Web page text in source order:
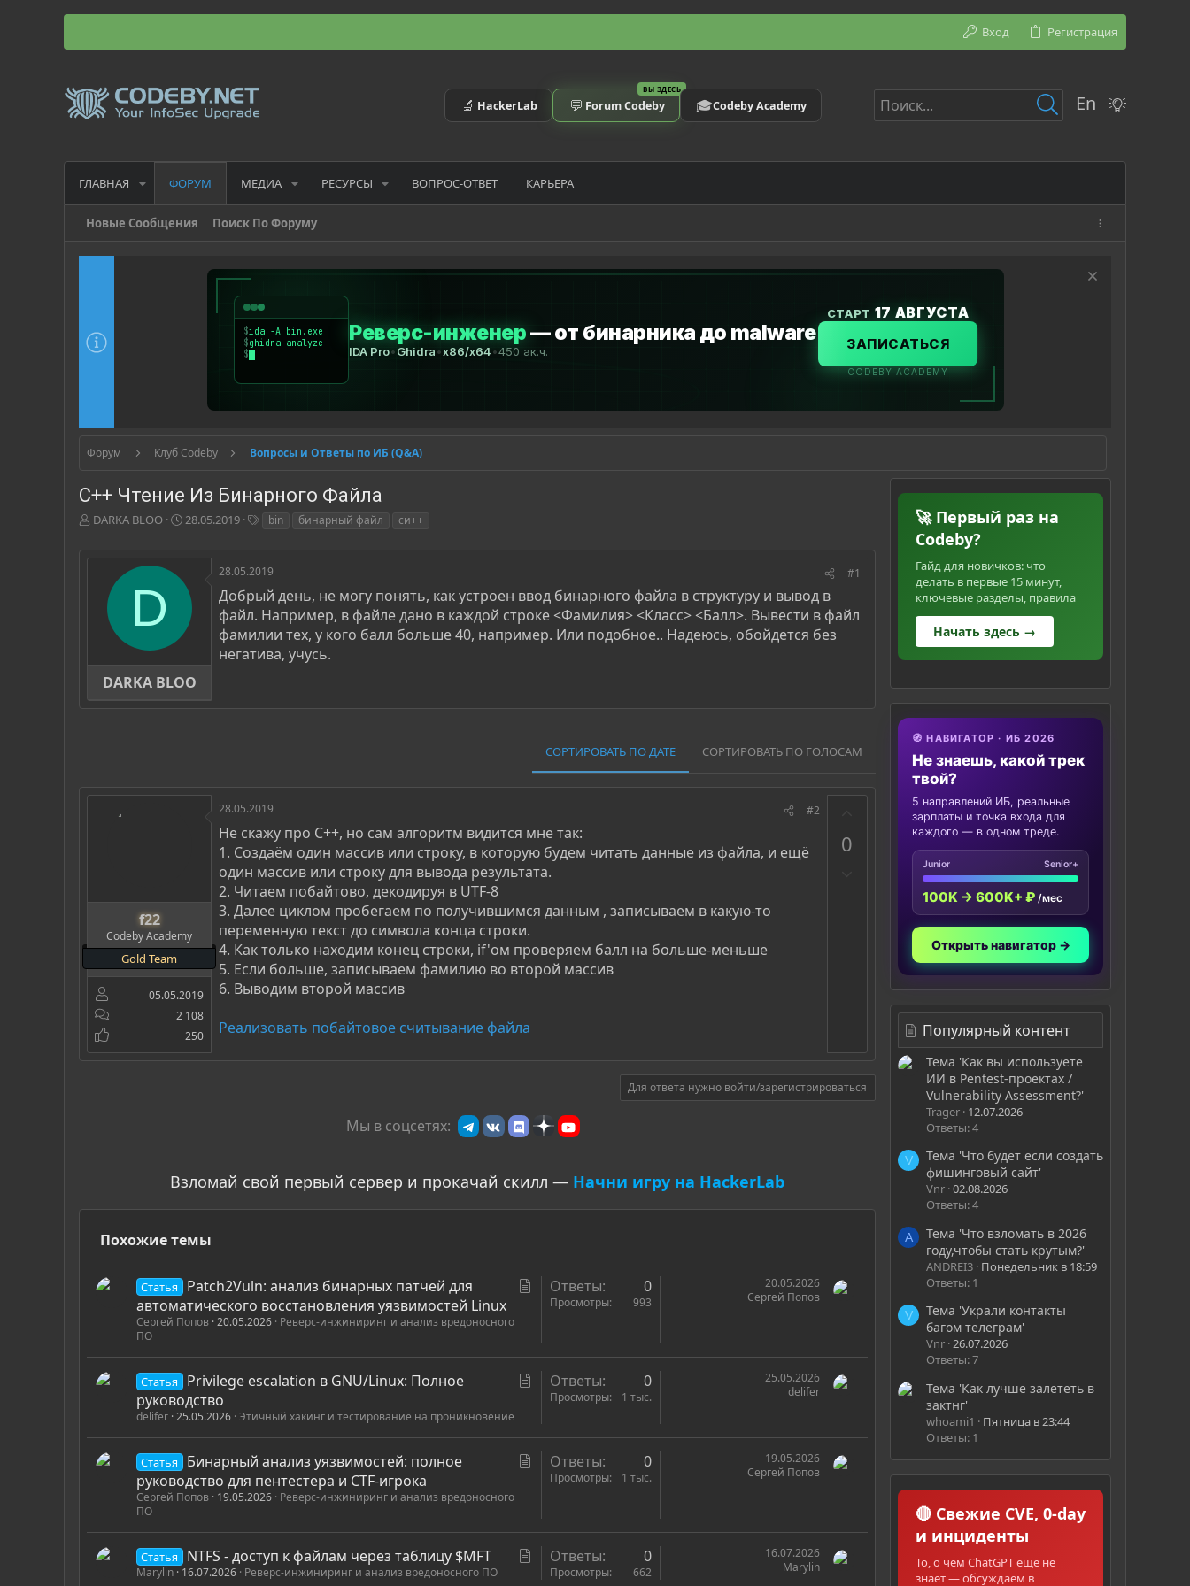
Вход Регистрация
🔬 HackerLab
ВЫ ЗДЕСЬ
💬 Forum Codeby 🎓Codeby Academy En
ГЛАВНАЯ ФОРУМ МЕДИА РЕСУРСЫ ВОПРОС-ОТВЕТ КАРЬЕРА
Новые Сообщения Поиск По Форуму
Форум Клуб Codeby Вопросы и Ответы по ИБ (Q&A)
C++ Чтение Из Бинарного Файла
А
т
DARKA BLOO
Д
т
н
а
ч
а
а
28.05.2019
г
и
bin бинарный файл си++
D
DARKA BLOO
28.05.2019 #1
Добрый день, не могу понять, как устроен ввод бинарного файла в структуру и вывод в
файл. Например, в файле дано в каждой строке <Фамилия> <Класс> <Балл>. Вывести в файл
фамилии тех, у кого балл больше 40, например. Или подобное.. Надеюсь, обойдется без
негатива, учусь.
СОРТИРОВАТЬ ПО ДАТЕ СОРТИРОВАТЬ ПО ГОЛОСАМ
f22
Codeby Academy
Gold Team
05.05.2019
2 108
250
28.05.2019 #2
Не скажу про С++, но сам алгоритм видится мне так:
1. Создаём один массив или строку, в которую будем читать данные из файла, и ещё
один массив или строку для вывода результата.
2. Читаем побайтово, декодируя в UTF-8
3. Далее циклом пробегаем по получившимся данным , записываем в какую-то
переменную текст до символа конца строки.
4. Как только находим конец строки, if'ом проверяем балл на больше-меньше
5. Если больше, записываем фамилию во второй массив
6. Выводим второй массив
Реализовать побайтовое считывание файла
0
Для ответа нужно войти/зарегистрироваться
Мы в соцсетях:
Взломай свой первый сервер и прокачай скилл — Начни игру на HackerLab
Похожие темы
ь
Статья
Patch2Vuln: анализ бинарных патчей для
автоматического восстановления уязвимостей Linux
Сергей Попов 20.05.2026 Реверс-инжиниринг и анализ вредоносного
ПО
Ответы 0
Просмотры 993
20.05.2026
Сергей Попов
т
Статья
Privilege escalation в GNU/Linux: Полное
руководство
delifer 25.05.2026 Этичный хакинг и тестирование на проникновение
Ответы 0
Просмотры 1 тыс.
25.05.2026
delifer
ь
Статья
Бинарный анализ уязвимостей: полное
руководство для пентестера и CTF-игрока
Сергей Попов 19.05.2026 Реверс-инжиниринг и анализ вредоносного
ПО
Ответы 0
Просмотры 1 тыс.
19.05.2026
Сергей Попов
Статья NTFS - доступ к файлам через таблицу $MFT
Marylin 16.07.2026 Реверс-инжиниринг и анализ вредоносного ПО
Ответы 0
Просмотры 662
16.07.2026
Marylin
🚀 Первый раз на
Codeby?
Гайд для новичков: что
делать в первые 15 минут,
ключевые разделы, правила
Начать здесь →
🧭 НАВИГАТОР · ИБ 2026
Не знаешь, какой трек
твой?
5 направлений ИБ, реальные
зарплаты и точка входа для
каждого — в одном треде.
Junior Senior+
100K → 600K+ ₽ /мес
Открыть навигатор →
Популярный контент
Тема 'Как вы используете
ИИ в Pentest-проектах /
Vulnerability Assessment?'
Trager 12.07.2026
Ответы: 4
V
Тема 'Что будет если создать
фишинговый сайт'
Vnr 02.08.2026
Ответы: 4
A
Тема 'Что взломать в 2026
году,чтобы стать крутым?'
ANDREI3 Понедельник в 18:59
Ответы: 1
V
Тема 'Украли контакты
багом телеграм'
Vnr 26.07.2026
Ответы: 7
Тема 'Как лучше залететь в
зактнг'
whoami1
Пятница в 23:44
Ответы: 1
🔴 Свежие CVE, 0-day
и инциденты
То, о чём ChatGPT ещё не
знает — обсуждаем в